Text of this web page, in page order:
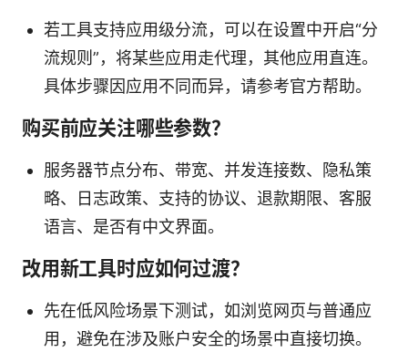
若工具支持应用级分流，可以在设置中开启“分
流规则”，将某些应用走代理，其他应用直连。
具体步骤因应用不同而异，请参考官方帮助。
购买前应关注哪些参数？
服务器节点分布、带宽、并发连接数、隐私策
略、日志政策、支持的协议、退款期限、客服
语言、是否有中文界面。
改用新工具时应如何过渡？
先在低风险场景下测试，如浏览网页与普通应
用，避免在涉及账户安全的场景中直接切换。